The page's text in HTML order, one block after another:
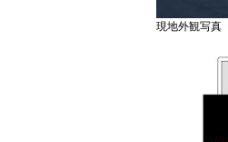
現地外観写真